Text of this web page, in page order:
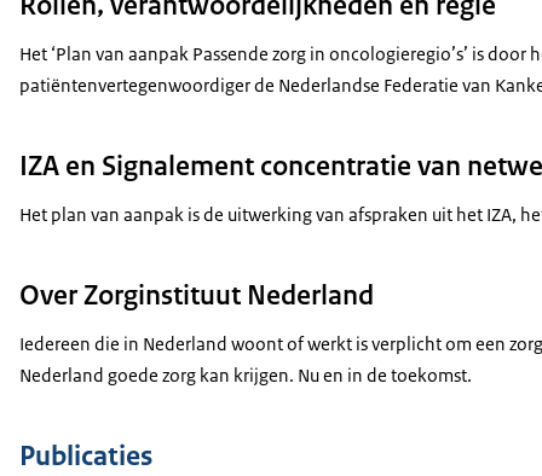
Het ‘Plan van aanpak Passende zorg in oncologieregio’s’ is
patiëntenvertegenwoordiger de Nederlandse Federatie van
IZA en Signalement concentratie van
Het plan van aanpak is de uitwerking van afspraken uit het IZA,
Over Zorginstituut Nederland
Iedereen die in Nederland woont of werkt is verplicht om een
Nederland goede zorg kan krijgen. Nu en in de toekomst.
Publicaties